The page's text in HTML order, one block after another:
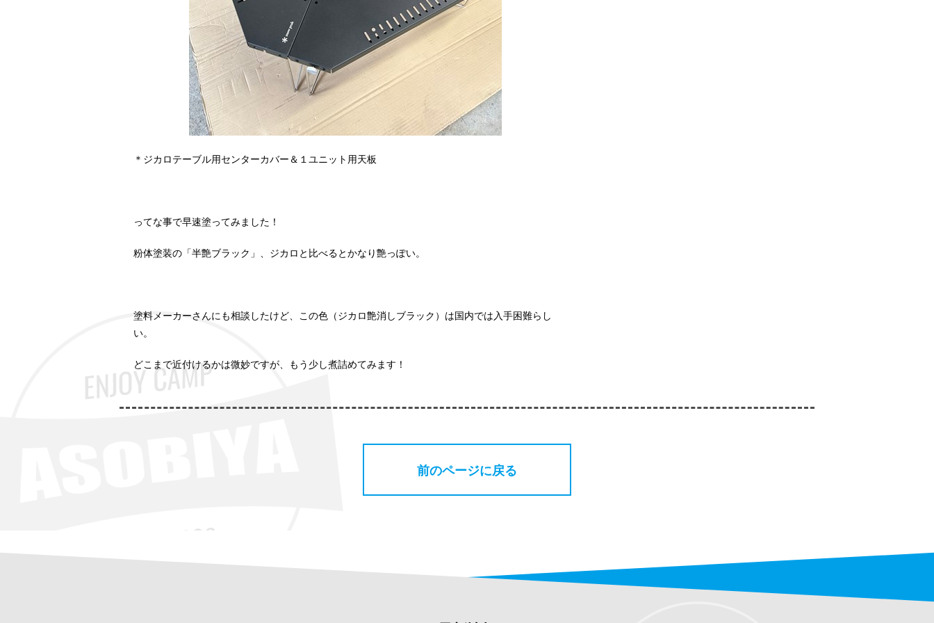
＊ジカロテーブル用センターカバー＆１ユニット用天板
ってな事で早速塗ってみました！
粉体塗装の「半艶ブラック」、ジカロと比べるとかなり艶っぽい。
塗料メーカーさんにも相談したけど、この色（ジカロ艶消しブラック）は国内では入手困難らし
い。
どこまで近付けるかは微妙ですが、もう少し煮詰めてみます！
前のページに戻る